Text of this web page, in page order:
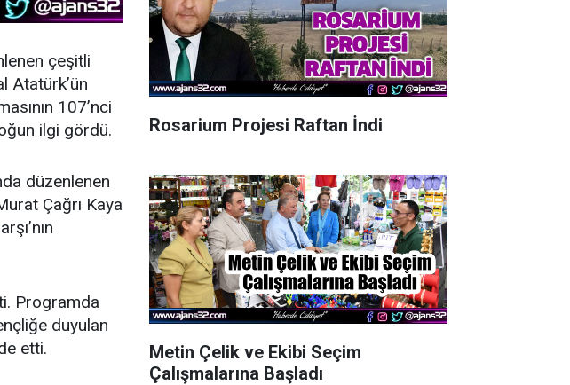
çeşitli
Atatürk’ün
107’nci
ilgi gördü.
düzenlenen
Çağrı Kaya
Programda
duyulan
etti.
Rosarium Projesi Raftan İndi
Metin Çelik ve Ekibi Seçim
Çalışmalarına Başladı